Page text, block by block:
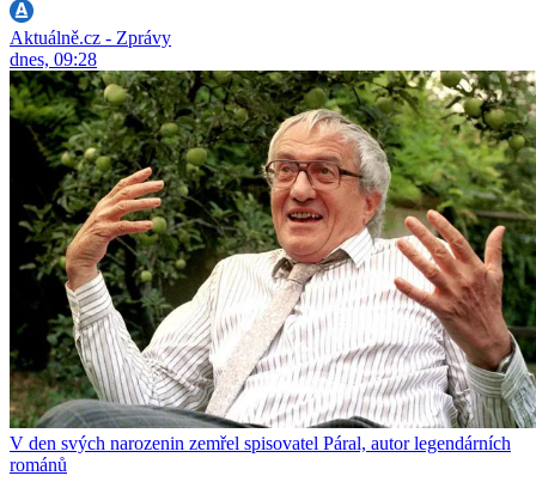
Aktuálně.cz - Zprávy
dnes, 09:28
V den svých narozenin zemřel spisovatel Páral, autor legendárních
románů